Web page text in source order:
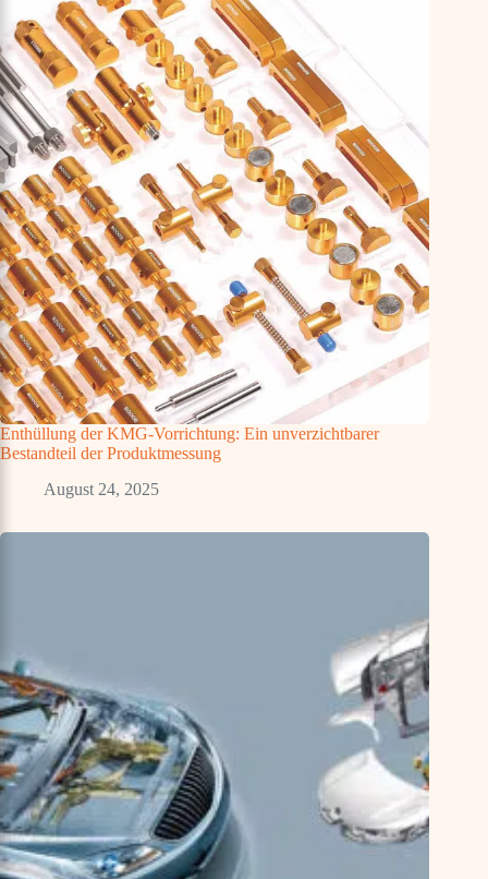
Enthüllung der KMG-Vorrichtung: Ein unverzichtbarer
Bestandteil der Produktmessung
August 24, 2025